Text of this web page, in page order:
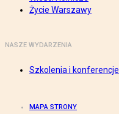
Życie Warszawy
NASZE WYDARZENIA
Szkolenia i konferencje
MAPA STRONY